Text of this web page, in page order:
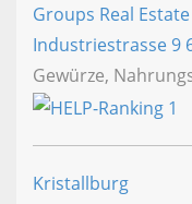
Groups Real Estate
Industriestrasse 9
Gewürze,
Kristallburg